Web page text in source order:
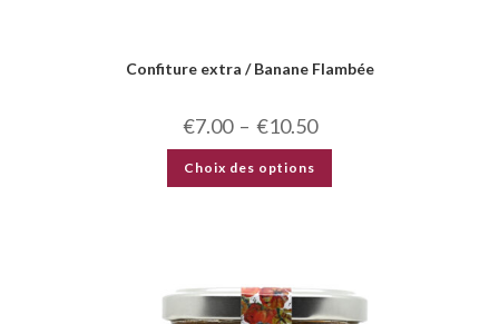
Confiture extra / Banane Flambée
€7.00 – €10.50
Choix des options